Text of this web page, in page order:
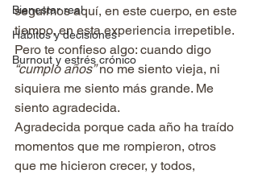
Bienestar real
Hábitos y decisiones
Burnout y estrés crónico
seguimos aquí, en este cuerpo, en este
tiempo, en esta experiencia irrepetible.
Pero te confieso algo: cuando digo
“cumplo años” no me siento vieja, ni
siquiera me siento más grande. Me
siento agradecida.
Agradecida porque cada año ha traído
momentos que me rompieron, otros
que me hicieron crecer, y todos,